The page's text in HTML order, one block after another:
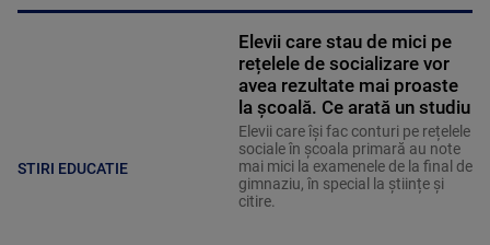
STIRI EDUCATIE
Elevii care stau de mici pe
rețelele de socializare vor
avea rezultate mai proaste
la școală. Ce arată un studiu
Elevii care îşi fac conturi pe rețelele
sociale în școala primară au note
mai mici la examenele de la final de
gimnaziu, în special la științe și
citire.